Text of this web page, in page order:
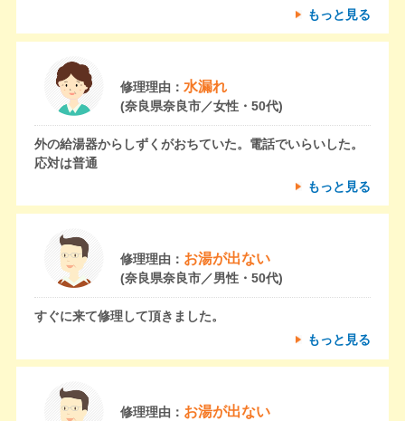
もっと見る
修理理由： 水漏れ
(奈良県奈良市／女性・50代)
外の給湯器からしずくがおちていた。電話でいらいした。
応対は普通
もっと見る
修理理由： お湯が出ない
(奈良県奈良市／男性・50代)
すぐに来て修理して頂きました。
もっと見る
修理理由： お湯が出ない